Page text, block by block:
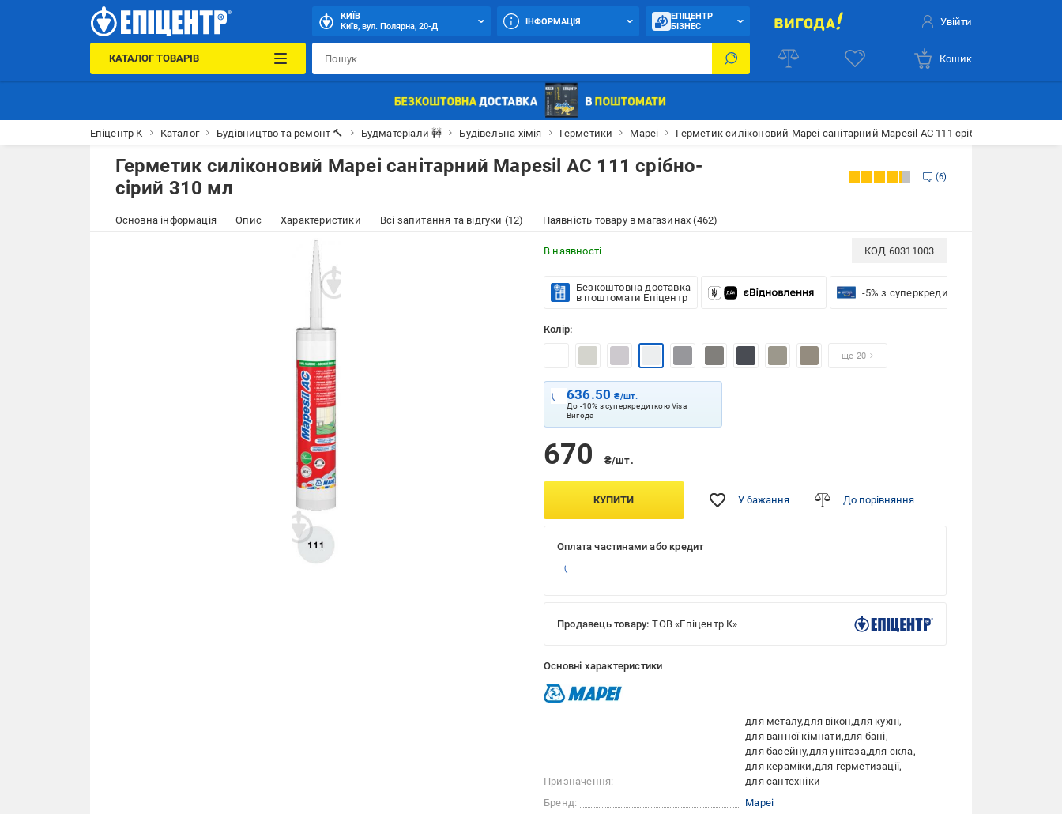
КИЇВ
Київ, вул. Полярна, 20-Д
ІНФОРМАЦІЯ
ЕПІЦЕНТР
БІЗНЕС
Увійти
КАТАЛОГ ТОВАРІВ Кошик
Епіцентр К Каталог Будівництво та ремонт 🔨 Будматеріали 🚧 Будівельна хімія Герметики Mapei Герметик силіконовий Mapei санітарний Mapesil AC 111 срібно-сірий 310 мл
Герметик силіконовий Mapei санітарний Mapesil AC 111 срібно-
сірий 310 мл
6
Основна інформація Опис Характеристики Всі запитання та відгуки (12) Наявність товару в магазинах (462)
В наявності КОД 60311003
Безкоштовна доставка
в поштомати Епіцентр
-5% з суперкредиткою VISA Вигода
Колір:
ще 20
636.50₴/шт.
До -10% з суперкредиткою Visa
Вигода
670 ₴/шт.
КУПИТИ У бажання До порівняння
Оплата частинами або кредит
Продавець товару: ТОВ «Епіцентр К»
Основні характеристики
Призначення:
для металу для вікон для кухні
для ванної кімнати для бані
для басейну для унітаза для скла
для кераміки для герметизації
для сантехніки
Бренд:
Mapei